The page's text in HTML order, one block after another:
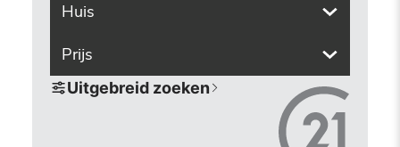
Huis
Prijs
Uitgebreid zoeken